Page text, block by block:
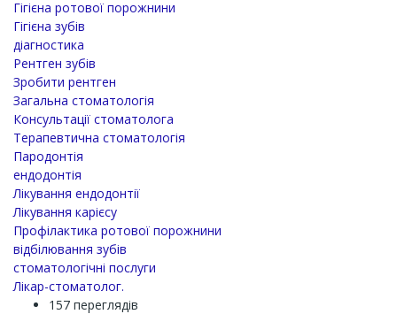
Гігієна ротової порожнини
Гігієна зубів
діагностика
Рентген зубів
Зробити рентген
Загальна стоматологія
Консультації стоматолога
Терапевтична стоматологія
Пародонтія
ендодонтія
Лікування ендодонтії
Лікування карієсу
Профілактика ротової порожнини
відбілювання зубів
стоматологічні послуги
Лікар-стоматолог.
157 переглядів